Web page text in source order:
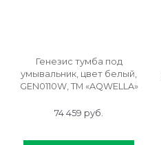
Генезис тумба под
умывальник, цвет белый,
GEN0110W, ТМ «AQWELLA»
74 459 руб.